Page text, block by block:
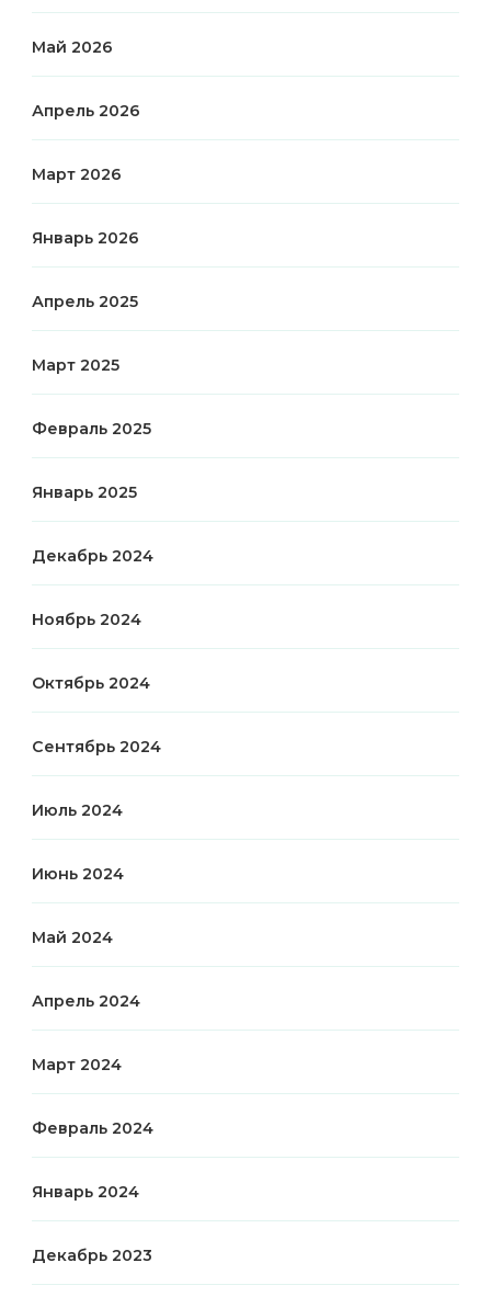
Май 2026
Апрель 2026
Март 2026
Январь 2026
Апрель 2025
Март 2025
Февраль 2025
Январь 2025
Декабрь 2024
Ноябрь 2024
Октябрь 2024
Сентябрь 2024
Июль 2024
Июнь 2024
Май 2024
Апрель 2024
Март 2024
Февраль 2024
Январь 2024
Декабрь 2023